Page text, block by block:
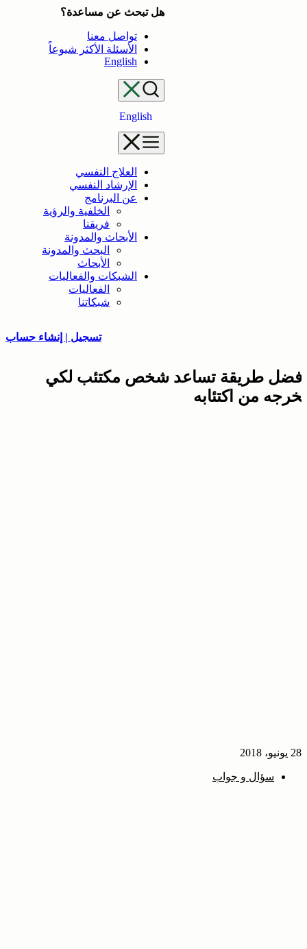
هل تبحث عن مساعدة؟
تواصل معنا
الأسئلة الأكثر شيوعاً
English
English
العلاج النفسي
الإرشاد النفسي
عن البرنامج
الخلفية والرؤية
فريقنا
الأبحاث والمدونة
البحث والمدونة
الأبحاث
الشبكات والفعاليات
الفعاليات
شبكاتنا
تسجيل | إنشاء حساب
أفضل طريقة تساعد شخص مكتئب لكي
تخرجه من اكتئابه
28 يونيو، 2018
سؤال و جواب